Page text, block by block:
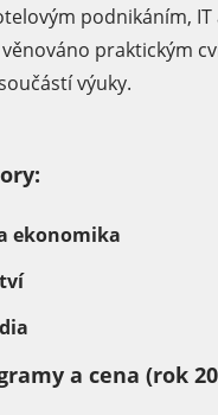
podnikáním,
praktickým
výuky.
ekonomika
a cena (rok